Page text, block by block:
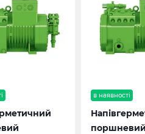
в наявності
поршневий